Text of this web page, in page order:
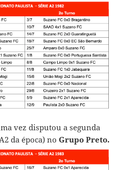
vez disputou a segunda
da época) no Grupo Preto.